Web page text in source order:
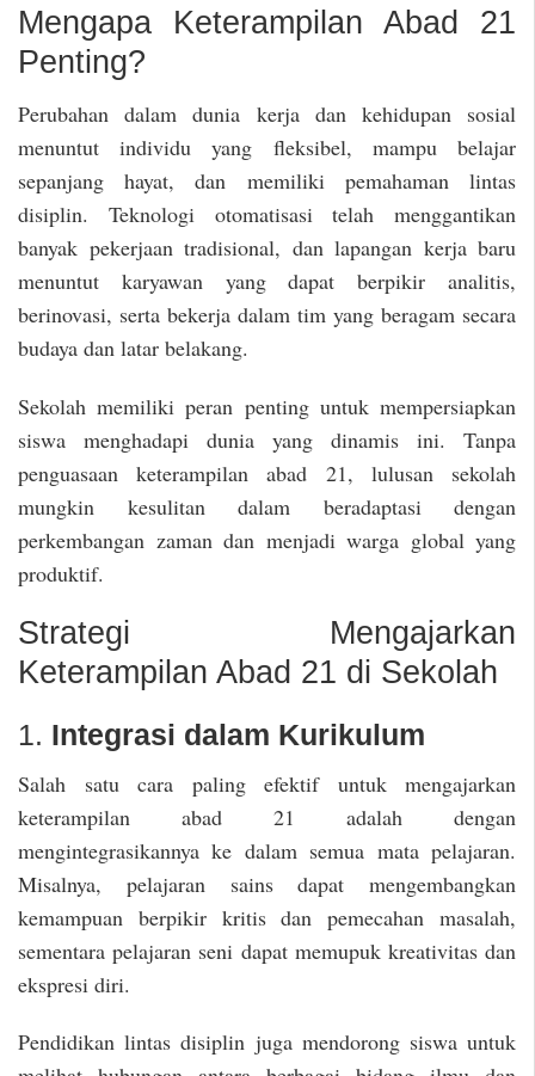
Mengapa Keterampilan Abad 21
Penting?
Perubahan dalam dunia kerja dan kehidupan sosial
menuntut individu yang fleksibel, mampu belajar
sepanjang hayat, dan memiliki pemahaman lintas
disiplin. Teknologi otomatisasi telah menggantikan
banyak pekerjaan tradisional, dan lapangan kerja baru
menuntut karyawan yang dapat berpikir analitis,
berinovasi, serta bekerja dalam tim yang beragam secara
budaya dan latar belakang.
Sekolah memiliki peran penting untuk mempersiapkan
siswa menghadapi dunia yang dinamis ini. Tanpa
penguasaan keterampilan abad 21, lulusan sekolah
mungkin kesulitan dalam beradaptasi dengan
perkembangan zaman dan menjadi warga global yang
produktif.
Strategi Mengajarkan
Keterampilan Abad 21 di Sekolah
1. Integrasi dalam Kurikulum
Salah satu cara paling efektif untuk mengajarkan
keterampilan abad 21 adalah dengan
mengintegrasikannya ke dalam semua mata pelajaran.
Misalnya, pelajaran sains dapat mengembangkan
kemampuan berpikir kritis dan pemecahan masalah,
sementara pelajaran seni dapat memupuk kreativitas dan
ekspresi diri.
Pendidikan lintas disiplin juga mendorong siswa untuk